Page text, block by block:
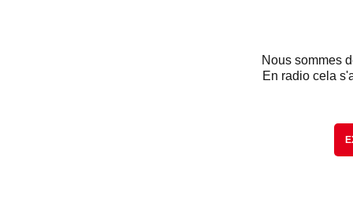
Nous sommes
En radio cela